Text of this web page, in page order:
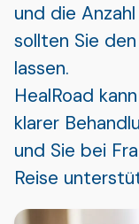
und die
sollten Sie
lassen.
HealRoad
klarer
und Sie bei
Reise